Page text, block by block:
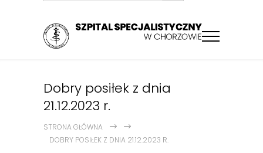
Dobry posiłek z dnia
21.12.2023 r.
STRONA GŁÓWNA
DOBRY POSIŁEK Z DNIA 21.12.2023 R.